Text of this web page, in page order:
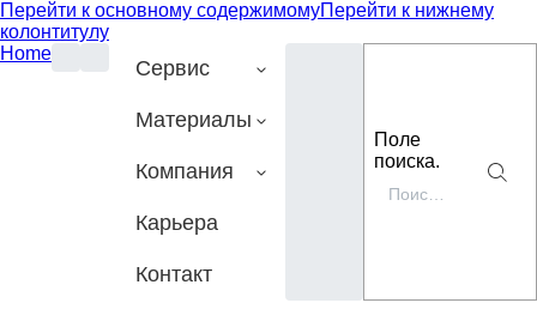
Перейти к основному содержимомуПерейти к нижнему
колонтитулу
Home
Сервис
Материалы
Компания
Карьера
Контакт
Поле
поиска.